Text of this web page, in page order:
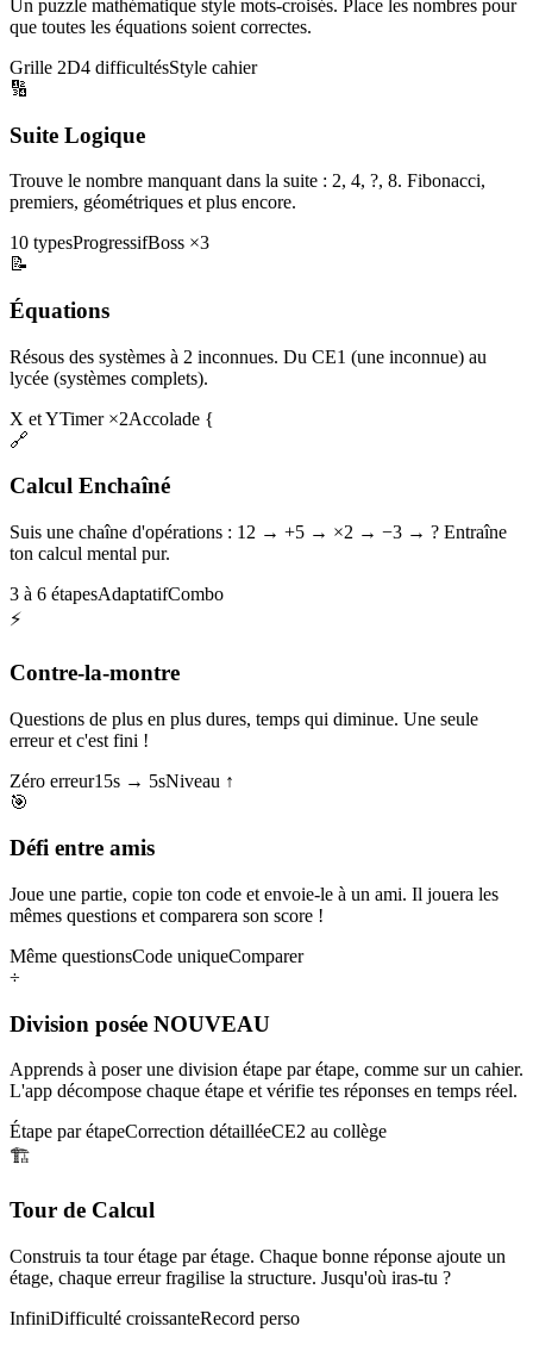
Un puzzle mathématique style mots-croisés. Place les nombres pour
que toutes les équations soient correctes.
Grille 2D4 difficultésStyle cahier
🔢
Suite Logique
Trouve le nombre manquant dans la suite : 2, 4, ?, 8. Fibonacci,
premiers, géométriques et plus encore.
10 typesProgressifBoss ×3
📝
Équations
Résous des systèmes à 2 inconnues. Du CE1 (une inconnue) au
lycée (systèmes complets).
X et YTimer ×2Accolade {
🔗
Calcul Enchaîné
Suis une chaîne d'opérations : 12 → +5 → ×2 → −3 → ? Entraîne
ton calcul mental pur.
3 à 6 étapesAdaptatifCombo
⚡
Contre-la-montre
Questions de plus en plus dures, temps qui diminue. Une seule
erreur et c'est fini !
Zéro erreur15s → 5sNiveau ↑
🎯
Défi entre amis
Joue une partie, copie ton code et envoie-le à un ami. Il jouera les
mêmes questions et comparera son score !
Même questionsCode uniqueComparer
÷
Division posée NOUVEAU
Apprends à poser une division étape par étape, comme sur un cahier.
L'app décompose chaque étape et vérifie tes réponses en temps réel.
Étape par étapeCorrection détailléeCE2 au collège
🏗️
Tour de Calcul
Construis ta tour étage par étage. Chaque bonne réponse ajoute un
étage, chaque erreur fragilise la structure. Jusqu'où iras-tu ?
InfiniDifficulté croissanteRecord perso